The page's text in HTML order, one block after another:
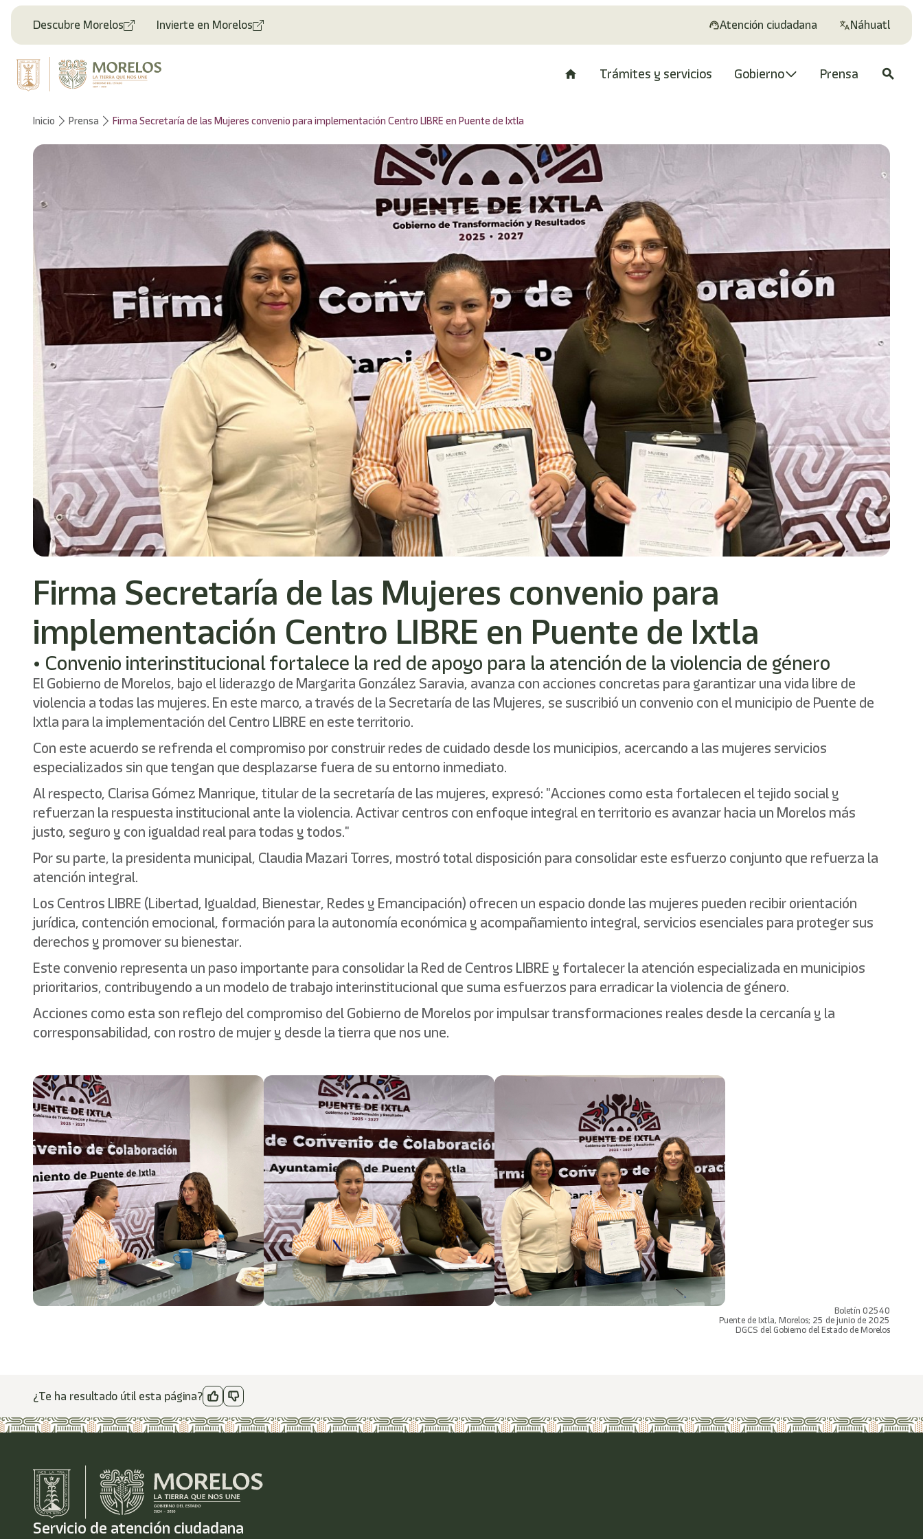
Descubre Morelos Invierte en Morelos Atención ciudadana Náhuatl
Trámites y servicios Gobierno Prensa search
Inicio Prensa Firma Secretaría de las Mujeres convenio para implementación Centro LIBRE en Puente de Ixtla
Firma Secretaría de las Mujeres convenio para
implementación Centro LIBRE en Puente de Ixtla
• Convenio interinstitucional fortalece la red de apoyo para la atención de la violencia de género
El Gobierno de Morelos, bajo el liderazgo de Margarita González Saravia, avanza con acciones concretas para garantizar una vida libre de
violencia a todas las mujeres. En este marco, a través de la Secretaría de las Mujeres, se suscribió un convenio con el municipio de Puente de
Ixtla para la implementación del Centro LIBRE en este territorio.
Con este acuerdo se refrenda el compromiso por construir redes de cuidado desde los municipios, acercando a las mujeres servicios
especializados sin que tengan que desplazarse fuera de su entorno inmediato.
Al respecto, Clarisa Gómez Manrique, titular de la secretaría de las mujeres, expresó: "Acciones como esta fortalecen el tejido social y
refuerzan la respuesta institucional ante la violencia. Activar centros con enfoque integral en territorio es avanzar hacia un Morelos más
justo, seguro y con igualdad real para todas y todos."
Por su parte, la presidenta municipal, Claudia Mazari Torres, mostró total disposición para consolidar este esfuerzo conjunto que refuerza la
atención integral.
Los Centros LIBRE (Libertad, Igualdad, Bienestar, Redes y Emancipación) ofrecen un espacio donde las mujeres pueden recibir orientación
jurídica, contención emocional, formación para la autonomía económica y acompañamiento integral, servicios esenciales para proteger sus
derechos y promover su bienestar.
Este convenio representa un paso importante para consolidar la Red de Centros LIBRE y fortalecer la atención especializada en municipios
prioritarios, contribuyendo a un modelo de trabajo interinstitucional que suma esfuerzos para erradicar la violencia de género.
Acciones como esta son reflejo del compromiso del Gobierno de Morelos por impulsar transformaciones reales desde la cercanía y la
corresponsabilidad, con rostro de mujer y desde la tierra que nos une.
Boletín 02540
Puente de Ixtla, Morelos; 25 de junio de 2025
DGCS del Gobierno del Estado de Morelos
¿Te ha resultado útil esta página?
Servicio de atención ciudadana